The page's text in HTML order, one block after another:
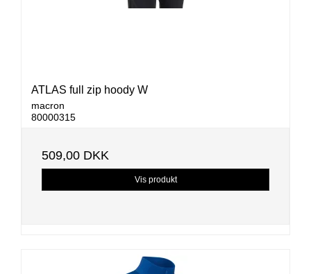
ATLAS full zip hoody W
macron
80000315
509,00 DKK
Vis produkt